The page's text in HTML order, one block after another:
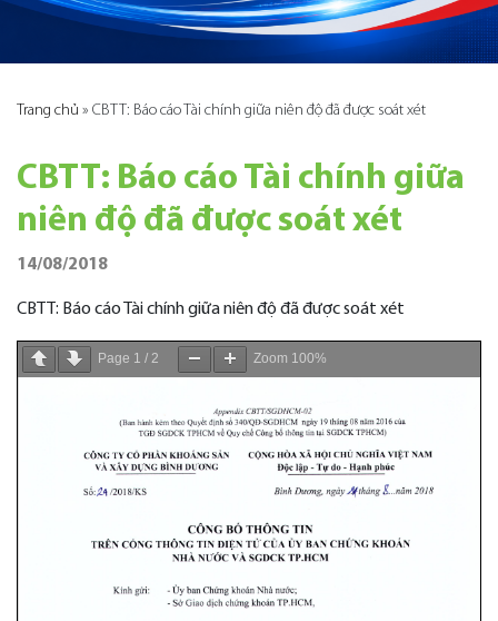
Trang chủ » CBTT: Báo cáo Tài chính giữa niên độ đã được soát xét
CBTT: Báo cáo Tài chính giữa
niên độ đã được soát xét
14/08/2018
CBTT: Báo cáo Tài chính giữa niên độ đã được soát xét
Page 1 / 2 Zoom 100%